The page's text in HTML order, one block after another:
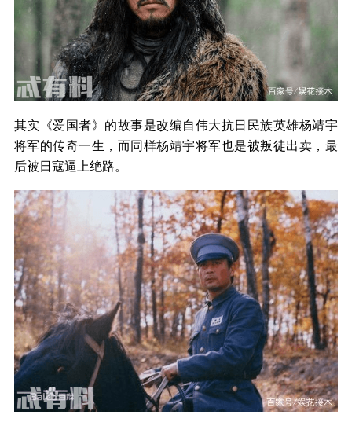
其实《爱国者》的故事是改编自伟大抗日民族英雄杨靖宇
将军的传奇一生，而同样杨靖宇将军也是被叛徒出卖，最
后被日寇逼上绝路。